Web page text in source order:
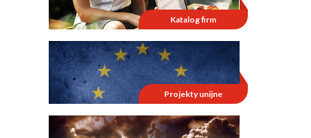
Katalog firm
Projekty unijne